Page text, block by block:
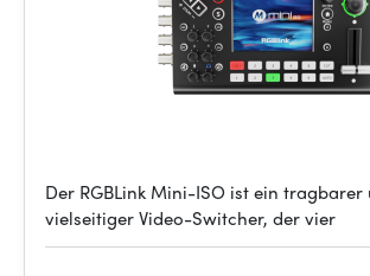
Der RGBLink Mini-ISO ist ein tragbarer
vielseitiger Video-Switcher, der vier